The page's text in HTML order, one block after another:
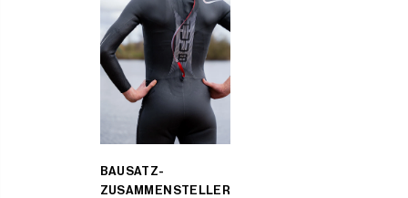
BAUSATZ-
ZUSAMMENSTELLER